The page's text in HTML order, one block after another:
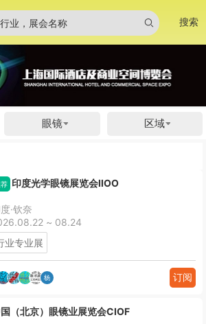
业，展会名称 搜索
眼镜 区域
印度光学眼镜展览会IIOO
·钦奈
~ 08.24
业专业展
订阅
（北京）眼镜业展览会CIOF